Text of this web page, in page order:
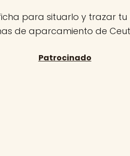
para situarlo y trazar tu
de aparcamiento de